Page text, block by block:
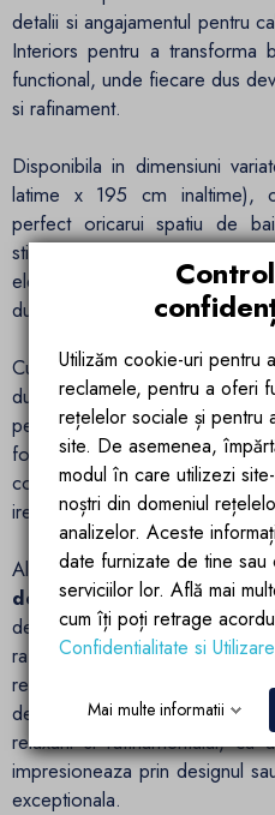
detalii si angajamentul pentru
Interiors pentru a transforma
functional, unde fiecare dus
si rafinament.
Disponibila in dimensiuni
latime x 195 cm inaltime),
perfect oricarui spatiu de
sticlei calite si rezistente
elegante din aluminiuin
durabilitate si siguranta pe
Cu optiuni de instalare la nivel
dus disponibile pe site-ul
perfect in orice concept de
fost gandit pentru a oferi o
combinand estetica cu
ireprosabil.
Alegeti calitatea si
de la Ego Interiors-
de baie modern si elegant.
rafinamentul in fiecare detaliu,
reflecta gusturile si
de design interior.
relaxarii si rafinamentului,
impresioneaza prin designul
exceptionala.
Utilizăm cookie-uri pentru
reclamele, pentru a oferi
rețelelor sociale și pentru
site. De asemenea,
modul în care utilizezi
noștri din domeniul
analizelor. Aceste
date furnizate de tine sau
serviciilor lor. Află mai
cum îți poți retrage
Confidentialitate si
Mai multe informatii